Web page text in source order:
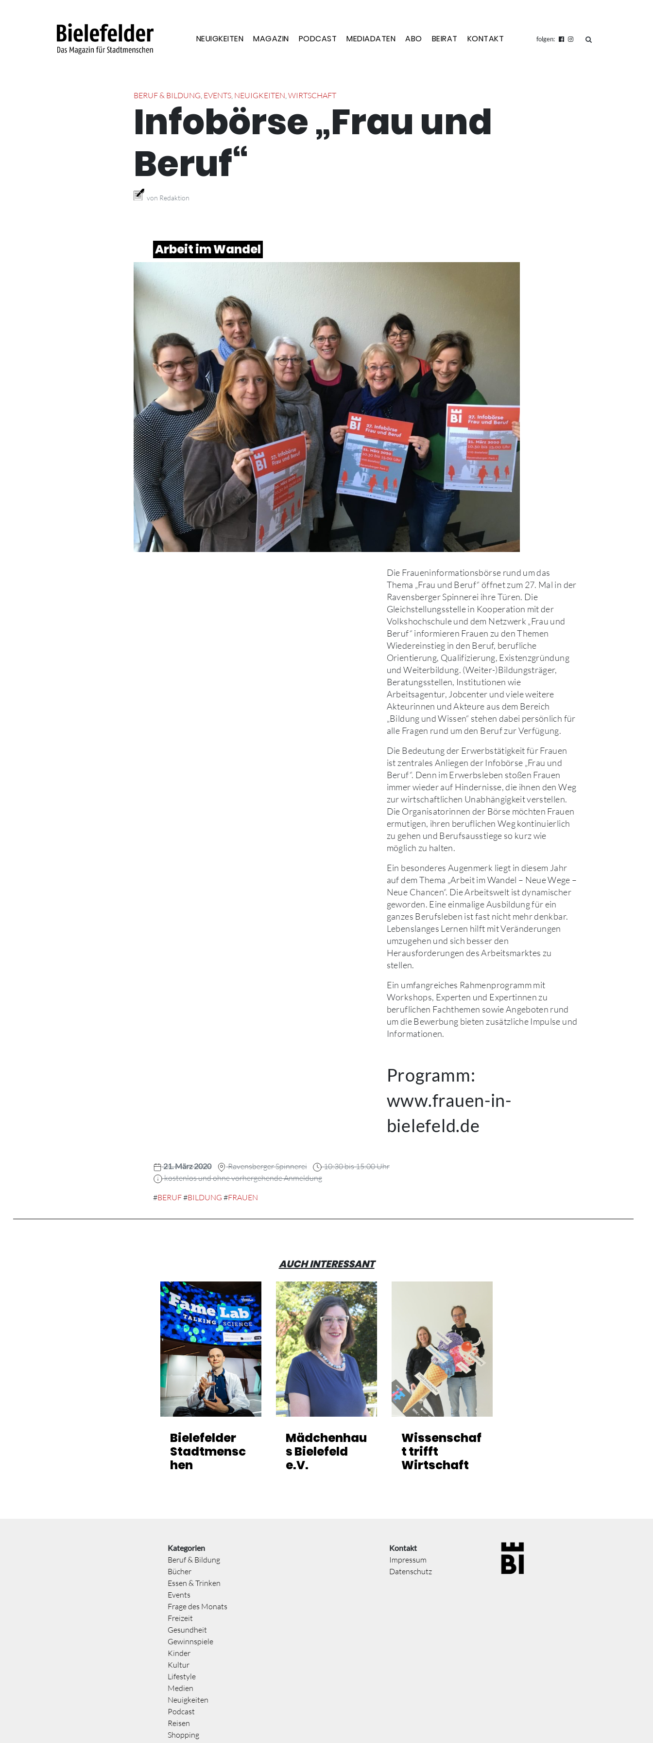
NEUIGKEITEN MAGAZIN PODCAST MEDIADATEN ABO BEIRAT KONTAKT folgen: suchen
BERUF & BILDUNG, EVENTS, NEUIGKEITEN,WIRTSCHAFT
Infobörse „Frau und
Beruf“
von Redaktion
Arbeit im Wandel
Die Fraueninformationsbörse rund um das
Thema „Frau und Beruf“ öffnet zum 27. Mal in der
Ravensberger Spinnerei ihre Türen. Die
Gleichstellungsstelle in Kooperation mit der
Volkshochschule und dem Netzwerk „Frau und
Beruf“ informieren Frauen zu den Themen
Wiedereinstieg in den Beruf, berufliche
Orientierung, Qualifizierung, Existenzgründung
und Weiterbildung. (Weiter-)Bildungsträger,
Beratungsstellen, Institutionen wie
Arbeitsagentur, Jobcenter und viele weitere
Akteurinnen und Akteure aus dem Bereich
„Bildung und Wissen“ stehen dabei persönlich für
alle Fragen rund um den Beruf zur Verfügung.
Die Bedeutung der Erwerbstätigkeit für Frauen
ist zentrales Anliegen der Infobörse „Frau und
Beruf“. Denn im Erwerbsleben stoßen Frauen
immer wieder auf Hindernisse, die ihnen den Weg
zur wirtschaftlichen Unabhängigkeit verstellen.
Die Organisatorinnen der Börse möchten Frauen
ermutigen, ihren beruflichen Weg kontinuierlich
zu gehen und Berufsausstiege so kurz wie
möglich zu halten.
Ein besonderes Augenmerk liegt in diesem Jahr
auf dem Thema „Arbeit im Wandel – Neue Wege –
Neue Chancen“. Die Arbeitswelt ist dynamischer
geworden. Eine einmalige Ausbildung für ein
ganzes Berufsleben ist fast nicht mehr denkbar.
Lebenslanges Lernen hilft mit Veränderungen
umzugehen und sich besser den
Herausforderungen des Arbeitsmarktes zu
stellen.
Ein umfangreiches Rahmenprogramm mit
Workshops, Experten und Expertinnen zu
beruflichen Fachthemen sowie Angeboten rund
um die Bewerbung bieten zusätzliche Impulse und
Informationen.
Programm:
www.frauen-in-
bielefeld.de
21. März 2020 Ravensberger Spinnerei
10:30 bis 15:00 Uhr
kostenlos und ohne vorhergehende Anmeldung
#BERUF#BILDUNG #FRAUEN
AUCH INTERESSANT
Bielefelder
Stadtmensc
hen
Mädchenhau
s Bielefeld
e.V.
Wissenschaf
t trifft
Wirtschaft
Kategorien
Beruf & Bildung
Bücher
Essen & Trinken
Events
Frage des Monats
Freizeit
Gesundheit
Gewinnspiele
Kinder
Kultur
Lifestyle
Medien
Neuigkeiten
Podcast
Reisen
Shopping
Kontakt
Impressum
Datenschutz